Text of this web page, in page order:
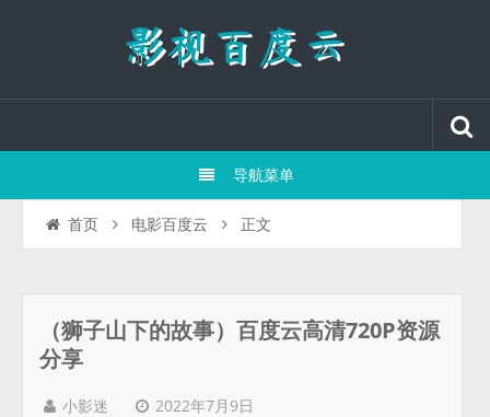
导航菜单
首页 电影百度云 正文
（狮子山下的故事）百度云高清720P资源
分享
小影迷 2022年7月9日